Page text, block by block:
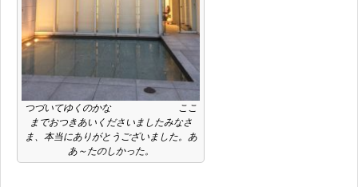
つづいてゆくのかな ここ
までおつきあいくださいましたみなさ
ま、本当にありがとうございました。あ
あ～たのしかった。